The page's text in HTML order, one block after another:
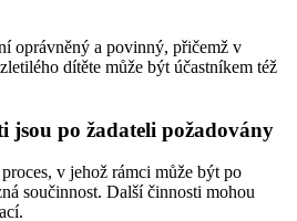
oprávněný a povinný, přičemž v
dítěte může být účastníkem též
jsou po žadateli požadovány
v jehož rámci může být po
součinnost. Další činnosti mohou